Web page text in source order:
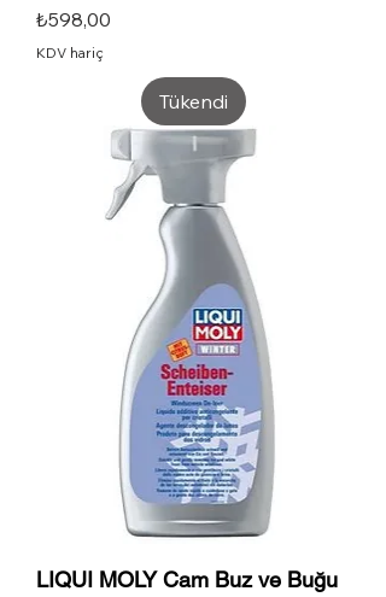
Fiyat
₺598,00
KDV hariç
Tükendi
LIQUI MOLY Cam Buz ve Buğu